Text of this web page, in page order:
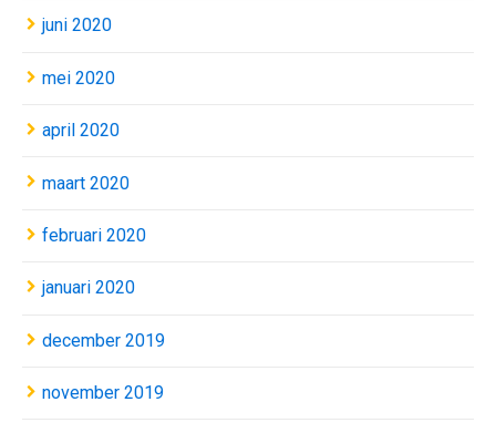
juni 2020
mei 2020
april 2020
maart 2020
februari 2020
januari 2020
december 2019
november 2019